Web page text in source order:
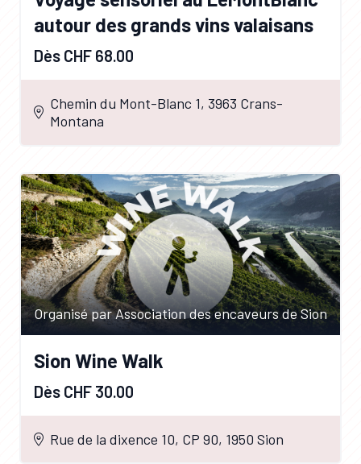
autour des grands vins valaisans
Dès CHF 68.00
Chemin du Mont-Blanc 1, 3963 Crans-
Montana
Organisé par Association des encaveurs de Sion
Sion Wine Walk
Dès CHF 30.00
Rue de la dixence 10, CP 90, 1950 Sion